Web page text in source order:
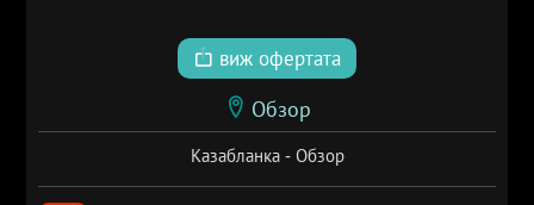
виж офертата
Обзор
Казабланка - Обзор